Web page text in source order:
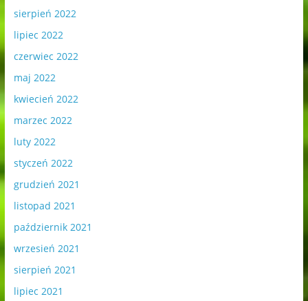
sierpień 2022
lipiec 2022
czerwiec 2022
maj 2022
kwiecień 2022
marzec 2022
luty 2022
styczeń 2022
grudzień 2021
listopad 2021
październik 2021
wrzesień 2021
sierpień 2021
lipiec 2021